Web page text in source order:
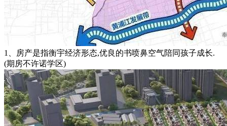
1、房产是指衡宇经济形态,优良的书喷鼻空气陪同孩子成长.
(期房不许诺学区)